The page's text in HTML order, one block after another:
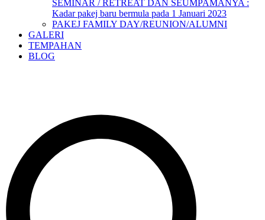
SEMINAR / RETREAT DAN SEUMPAMANYA :
Kadar pakej baru bermula pada 1 Januari 2023
PAKEJ FAMILY DAY/REUNION/ALUMNI
GALERI
TEMPAHAN
BLOG